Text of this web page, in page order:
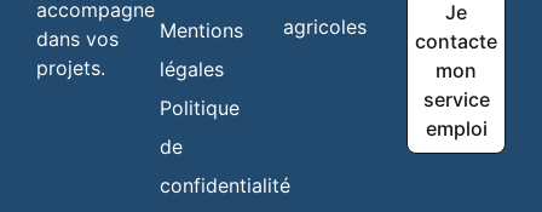
accompagne
dans vos
projets.
Mentions
légales
Politique
de
confidentialité
agricoles
Je
contacte
mon
service
emploi